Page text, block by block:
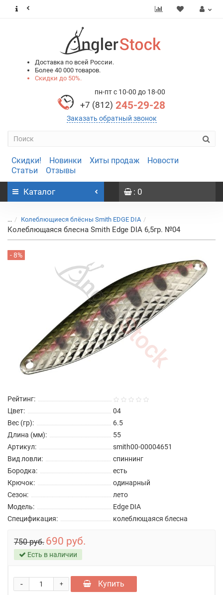
Доставка по всей России.
Более 40 000 товаров.
Скидки до 50%.
пн-пт с 10-00 до 18-00
+7 (812) 245-29-28
Заказать обратный звонок
Скидки! Новинки Хиты продаж
Новости
Статьи
Отзывы
Каталог : 0
... Колеблющиеся блёсны Smith EDGE DIA
Колеблющаяся блесна Smith Edge DIA 6,5гр. №04
- 8%
Рейтинг:
Цвет:
04
Вес (гр):
6.5
Длина (мм):
55
Артикул:
smith00-00004651
Вид ловли:
спиннинг
Бородка:
есть
Крючок:
одинарный
Сезон:
лето
Модель:
Edge DIA
Спецификация:
колеблющаяся блесна
750 руб. 690 руб.
Есть в наличии
+
- Купить